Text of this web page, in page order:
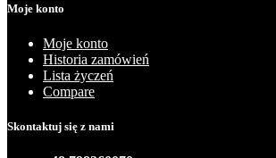
Moje konto
Moje konto
Historia zamówień
Lista życzeń
Compare
Skontaktuj się z nami